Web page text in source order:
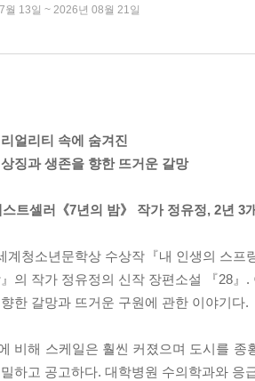
월 13일 ~ 2026년 08월 21일
얼리티 속에 숨겨진
징과 생존을 향한 뜨거운 갈망
스트셀러《7년의 밤》 작가 정유정, 2년 3
계청소년문학상 수상작『내 인생의 스
의 작가 정유정의 신작 장편소설 『28』.
한 갈망과 뜨거운 구원에 관한 이야기다.
비해 스케일은 훨씬 커졌으며 도시를
하고 공고하다. 대학병원 수의학과와 응